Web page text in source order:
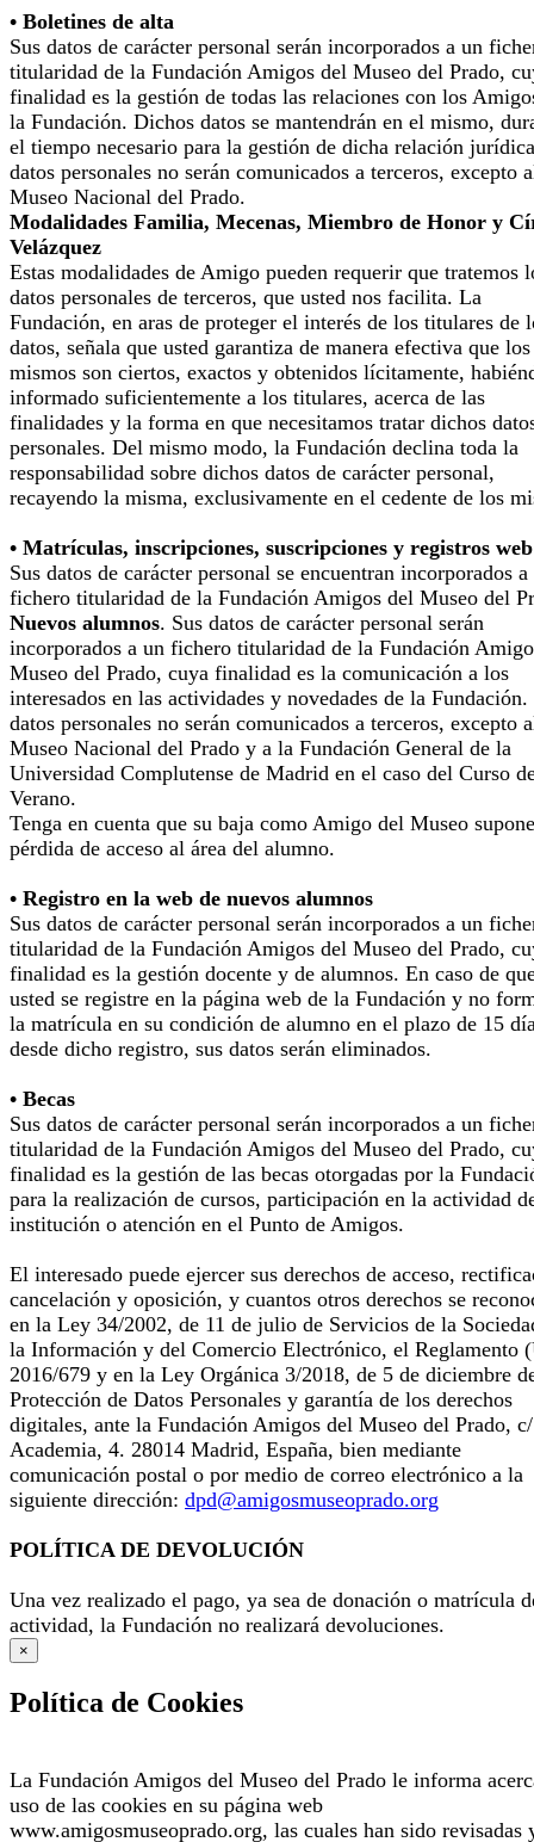
• Boletines de alta
Sus datos de carácter personal serán incorporados a un
titularidad de la Fundación Amigos del Museo del Prado,
finalidad es la gestión de todas las relaciones con los
la Fundación. Dichos datos se mantendrán en el mismo,
el tiempo necesario para la gestión de dicha relación
datos personales no serán comunicados a terceros, excepto
Museo Nacional del Prado.
Modalidades Familia, Mecenas, Miembro de Honor y
Velázquez
Estas modalidades de Amigo pueden requerir que tratemos
datos personales de terceros, que usted nos facilita. La
Fundación, en aras de proteger el interés de los titulares de
datos, señala que usted garantiza de manera efectiva que los
mismos son ciertos, exactos y obtenidos lícitamente,
informado suficientemente a los titulares, acerca de las
finalidades y la forma en que necesitamos tratar dichos
personales. Del mismo modo, la Fundación declina toda la
responsabilidad sobre dichos datos de carácter personal,
recayendo la misma, exclusivamente en el cedente de los
• Matrículas, inscripciones, suscripciones y registros web
Sus datos de carácter personal se encuentran incorporados a
fichero titularidad de la Fundación Amigos del Museo del
Nuevos alumnos. Sus datos de carácter personal serán
incorporados a un fichero titularidad de la Fundación
Museo del Prado, cuya finalidad es la comunicación a los
interesados en las actividades y novedades de la Fundación.
datos personales no serán comunicados a terceros, excepto
Museo Nacional del Prado y a la Fundación General de la
Universidad Complutense de Madrid en el caso del Curso
Verano.
Tenga en cuenta que su baja como Amigo del Museo
pérdida de acceso al área del alumno.
• Registro en la web de nuevos alumnos
Sus datos de carácter personal serán incorporados a un
titularidad de la Fundación Amigos del Museo del Prado,
finalidad es la gestión docente y de alumnos. En caso de
usted se registre en la página web de la Fundación y no
la matrícula en su condición de alumno en el plazo de 15
desde dicho registro, sus datos serán eliminados.
• Becas
Sus datos de carácter personal serán incorporados a un
titularidad de la Fundación Amigos del Museo del Prado,
finalidad es la gestión de las becas otorgadas por la
para la realización de cursos, participación en la actividad
institución o atención en el Punto de Amigos.
El interesado puede ejercer sus derechos de acceso,
cancelación y oposición, y cuantos otros derechos se
en la Ley 34/2002, de 11 de julio de Servicios de la
la Información y del Comercio Electrónico, el Reglamento
2016/679 y en la Ley Orgánica 3/2018, de 5 de diciembre
Protección de Datos Personales y garantía de los derechos
digitales, ante la Fundación Amigos del Museo del Prado,
Academia, 4. 28014 Madrid, España, bien mediante
comunicación postal o por medio de correo electrónico a la
siguiente dirección: dpd@amigosmuseoprado.org
POLÍTICA DE DEVOLUCIÓN
Una vez realizado el pago, ya sea de donación o matrícula
actividad, la Fundación no realizará devoluciones.
×
Política de Cookies
La Fundación Amigos del Museo del Prado le informa
uso de las cookies en su página web
www.amigosmuseoprado.org, las cuales han sido revisadas